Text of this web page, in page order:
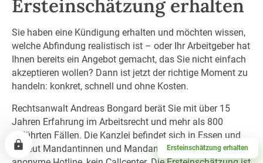
Ersteinschätzung erhalten
Ersteinschätzung erhalten
Sie haben eine Kündigung erhalten und möchten wissen,
welche Abfindung realistisch ist – oder Ihr Arbeitgeber hat
Ihnen bereits ein Angebot gemacht, das Sie nicht einfach
akzeptieren wollen? Dann ist jetzt der richtige Moment zu
handeln: konkret, schnell und ohne Kosten.
Rechtsanwalt Andreas Bongard berät Sie mit über 15
Jahren Erfahrung im Arbeitsrecht und mehr als 800
geführten Fällen. Die Kanzlei befindet sich in Essen und
betreut Mandantinnen und Mandanten persönlich – keine